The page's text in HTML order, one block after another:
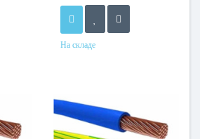
На складе
2,5 мм²
Кол-во жил